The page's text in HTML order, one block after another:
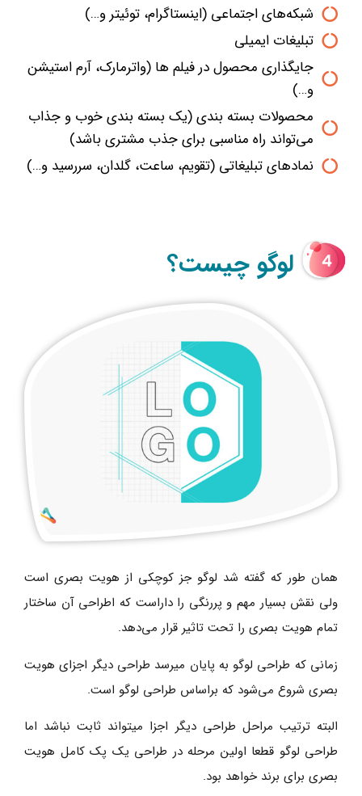
شبکه‌های اجتماعی (اینستاگرام، توئیتر و…)
تبلیغات ایمیلی
جایگذاری محصول در فیلم ها (واترمارک، آرم استیشن
و…)
محصولات بسته بندی (یک بسته بندی خوب و جذاب
می‌تواند راه مناسبی برای جذب مشتری باشد)
نماد‌های تبلیغاتی (تقویم، ساعت، گلدان، سررسید و…)
لوگو چیست؟
همان طور که گفته شد لوگو جز کوچکی از هویت بصری است
ولی نقش بسیار مهم و پررنگی را داراست که اطراحی آن ساختار
تمام هویت بصری را تحت تاثیر قرار می‌دهد.
زمانی که طراحی لوگو به پایان میرسد طراحی دیگر اجزای هویت
بصری شروع می‌شود که براساس طراحی لوگو است.
البته ترتیب مراحل طراحی دیگر اجزا میتواند ثابت نباشد اما
طراحی لوگو قطعا اولین مرحله در طراحی یک پک کامل هویت
بصری برای برند خواهد بود.